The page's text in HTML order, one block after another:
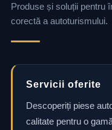
Produse și soluții pentru
corectă a autoturismului.
Servicii oferite
Descoperiți piese
calitate pentru o